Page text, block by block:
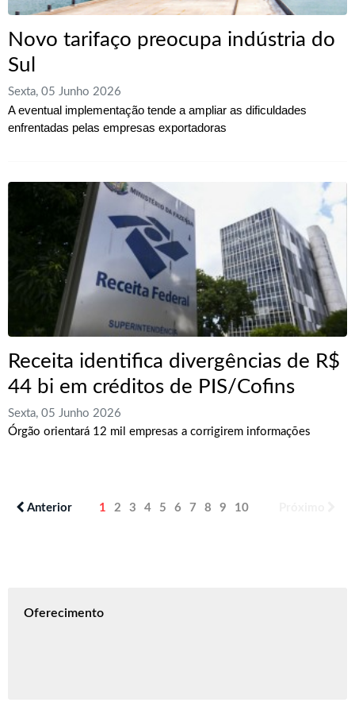
Novo tarifaço preocupa indústria do
Sul
Sexta, 05 Junho 2026
A eventual implementação tende a ampliar as dificuldades
enfrentadas pelas empresas exportadoras
Receita identifica divergências de R$
44 bi em créditos de PIS/Cofins
Sexta, 05 Junho 2026
Órgão orientará 12 mil empresas a corrigirem informações
Anterior 1 2 3 4 5 6 7 8 9 10
Oferecimento